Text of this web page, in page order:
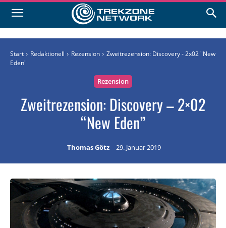
Start Redaktionell Rezension
Zweitrezension: Discovery - 2x02 "New
Eden"
Rezension
Zweitrezension: Discovery – 2×02
“New Eden”
Thomas Götz 29. Januar 2019